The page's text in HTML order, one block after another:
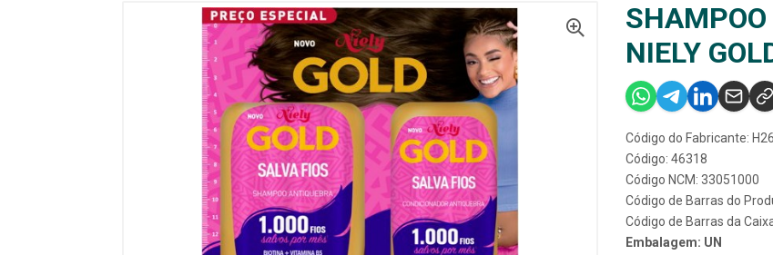
NIELY
Código do Fabricante:
Código: 46318
Código NCM: 33051000
Código de Barras do
Código de Barras da
Embalagem: UN